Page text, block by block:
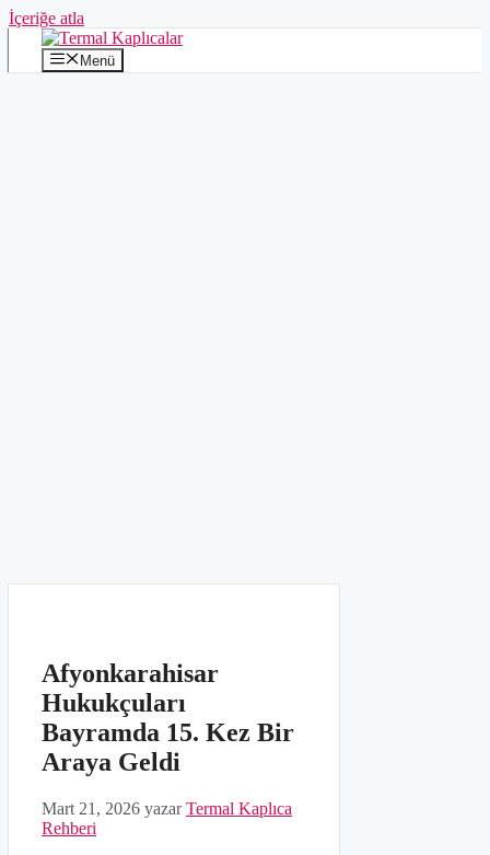
İçeriğe atla
Menü
Afyonkarahisar
Hukukçuları
Bayramda 15. Kez Bir
Araya Geldi
Mart 21, 2026 yazarTermal Kaplıca
Rehberi